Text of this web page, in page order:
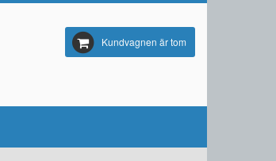
Kundvagnen är tom